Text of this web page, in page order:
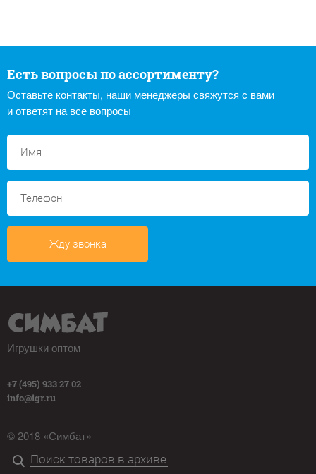
Есть вопросы по ассортименту?
Оставьте контакты, наши менеджеры свяжутся с вами
и ответят на все вопросы
Жду звонка
Игрушки оптом
+7 (495) 933 27 02
info@igr.ru
© 2018 «Симбат»